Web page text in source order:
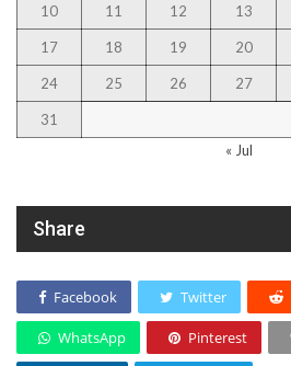
10 11 12 13
17 18 19 20
24 25 26 27
31
« Jul
Share
Facebook Twitter
WhatsApp Pinterest